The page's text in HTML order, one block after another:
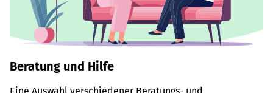
Beratung und Hilfe